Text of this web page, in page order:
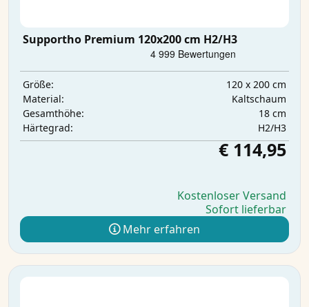
Supportho Premium 120x200 cm H2/H3
Größe:
120 x 200 cm
Material:
Kaltschaum
Gesamthöhe:
18 cm
Härtegrad:
H2/H3
€ 114,95
Kostenloser Versand
Sofort lieferbar
Mehr erfahren